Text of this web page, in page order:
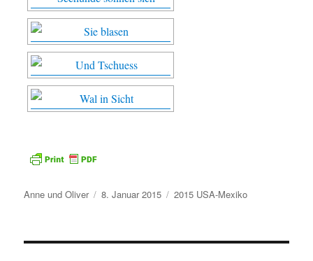
Autor
Anne und Oliver
Veröffentlicht
8. Januar 2015 Kategorien
2015 USA-Mexiko